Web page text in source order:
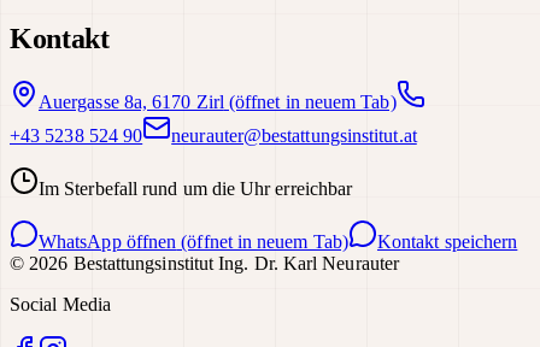
Kontakt
Auergasse 8a, 6170 Zirl (öffnet in neuem Tab)
+43 5238 524 90
neurauter@bestattungsinstitut.at
Im Sterbefall rund um die Uhr erreichbar
WhatsApp öffnen (öffnet in neuem Tab)
Kontakt speichern
© 2026 Bestattungsinstitut Ing. Dr. Karl Neurauter
Social Media